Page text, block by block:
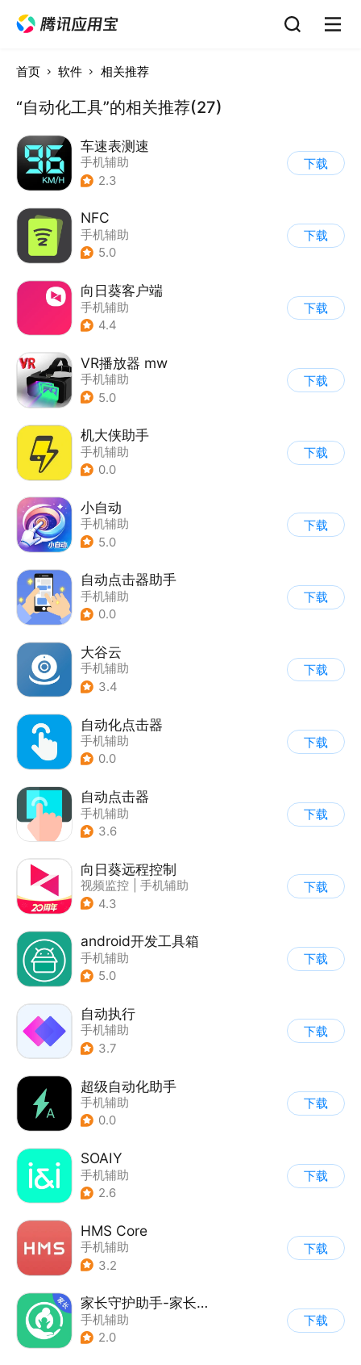
首页 软件 相关推荐
“自动化工具”的相关推荐(27)
车速表测速
手机辅助
2.3
下载
NFC
手机辅助
5.0
下载
向日葵客户端
手机辅助
4.4
下载
VR播放器 mw
手机辅助
5.0
下载
机大侠助手
手机辅助
0.0
下载
小自动
手机辅助
5.0
下载
自动点击器助手
手机辅助
0.0
下载
大谷云
手机辅助
3.4
下载
自动化点击器
手机辅助
0.0
下载
自动点击器
手机辅助
3.6
下载
向日葵远程控制
视频监控
手机辅助
4.3
下载
android开发工具箱
手机辅助
5.0
下载
自动执行
手机辅助
3.7
下载
超级自动化助手
手机辅助
0.0
下载
SOAIY
手机辅助
2.6
下载
HMS Core
手机辅助
3.2
下载
家长守护助手-家长端
手机辅助
2.0
下载